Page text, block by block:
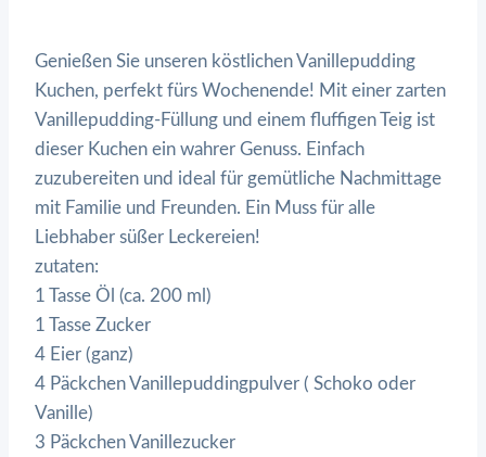
Genießen Sie unseren köstlichen Vanillepudding
Kuchen, perfekt fürs Wochenende! Mit einer zarten
Vanillepudding-Füllung und einem fluffigen Teig ist
dieser Kuchen ein wahrer Genuss. Einfach
zuzubereiten und ideal für gemütliche Nachmittage
mit Familie und Freunden. Ein Muss für alle
Liebhaber süßer Leckereien!
zutaten:
1 Tasse Öl (ca. 200 ml)
1 Tasse Zucker
4 Eier (ganz)
4 Päckchen Vanillepuddingpulver ( Schoko oder
Vanille)
3 Päckchen Vanillezucker